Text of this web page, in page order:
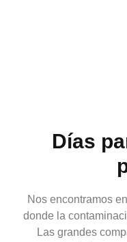
Días
Nos encontramos
donde la
Las grandes